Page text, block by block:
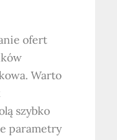
ofert
Warto
szybko
parametry